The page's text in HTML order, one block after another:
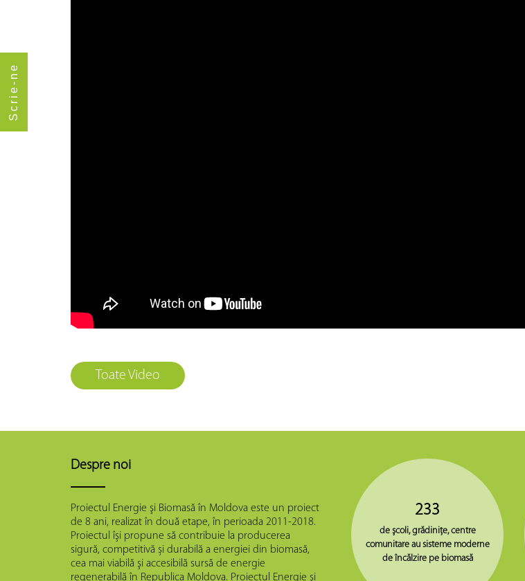
Scrie-ne
Toate Video
Despre noi
Proiectul Energie şi Biomasă în Moldova este un proiect
de 8 ani, realizat în două etape, în perioada 2011-2018.
Proiectul îşi propune să contribuie la producerea
sigură, competitivă și durabilă a energiei din biomasă,
cea mai viabilă şi accesibilă sursă de energie
regenerabilă în Republica Moldova. Proiectul Energie şi
233
de şcoli, grădiniţe, centre
comunitare au sisteme moderne
de încălzire pe biomasă